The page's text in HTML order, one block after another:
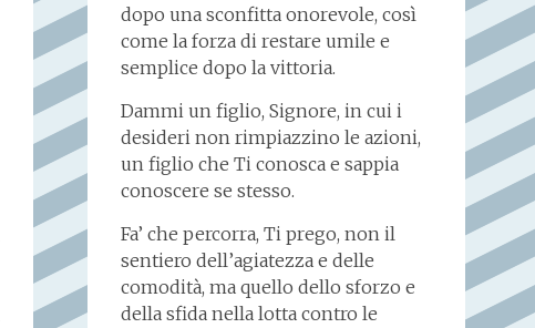
dopo una sconfitta onorevole, così
come la forza di restare umile e
semplice dopo la vittoria.
Dammi un figlio, Signore, in cui i
desideri non rimpiazzino le azioni,
un figlio che Ti conosca e sappia
conoscere se stesso.
Fa’ che percorra, Ti prego, non il
sentiero dell’agiatezza e delle
comodità, ma quello dello sforzo e
della sfida nella lotta contro le